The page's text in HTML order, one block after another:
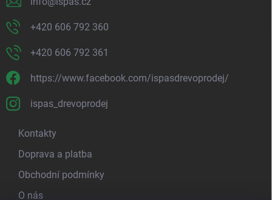
+420 606 792 360
+420 606 792 361
https://www.facebook.com/ispasdrevoprodej/
ispas_drevoprodej
Kontakty
Doprava a platba
Obchodní podmínky
O nás